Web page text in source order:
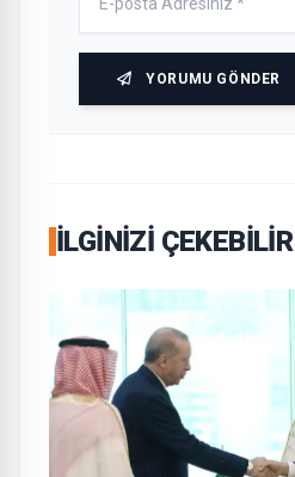
YORUMU GÖNDER
İLGINIZI ÇEKEBILIR